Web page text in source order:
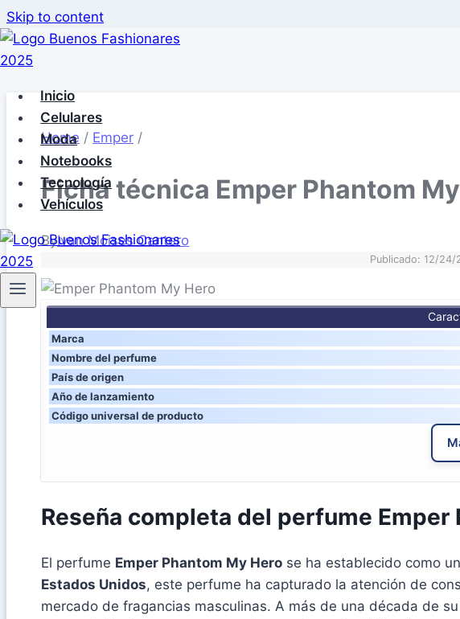
Skip to content
Inicio
Celulares
Moda
Notebooks
Tecnología
Vehículos
Home / Emper /
Ficha técnica Emper Phantom
ByIvan Moises Cantero
Publicado: 12/24/
Marca
Nombre del perfume
País de origen
Año de lanzamiento
Código universal de producto
Reseña completa del perfume Emper
El perfume Emper Phantom My Hero se ha establecido como
Estados Unidos, este perfume ha capturado la atención de
mercado de fragancias masculinas. A más de una década de